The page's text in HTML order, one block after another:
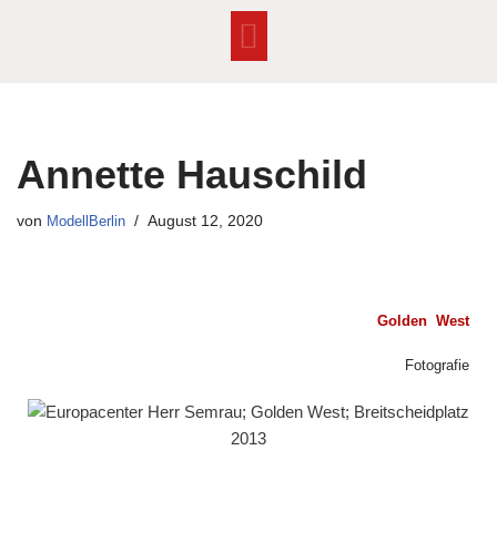
Annette Hauschild
von ModellBerlin August 12, 2020
Golden West
Fotografie